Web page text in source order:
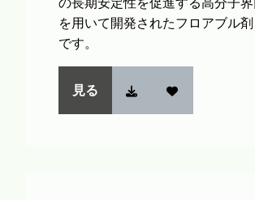
を用いて開発されたフロアブル剤
です。
見る